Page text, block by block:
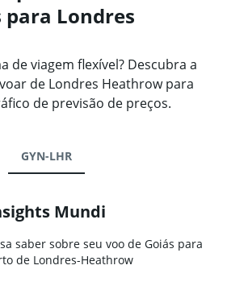
para Londres
de viagem flexível? Descubra a
de Londres Heathrow para
de previsão de preços.
GYN-LHR
Mundi
saber sobre seu voo de Goiás para
de Londres-Heathrow